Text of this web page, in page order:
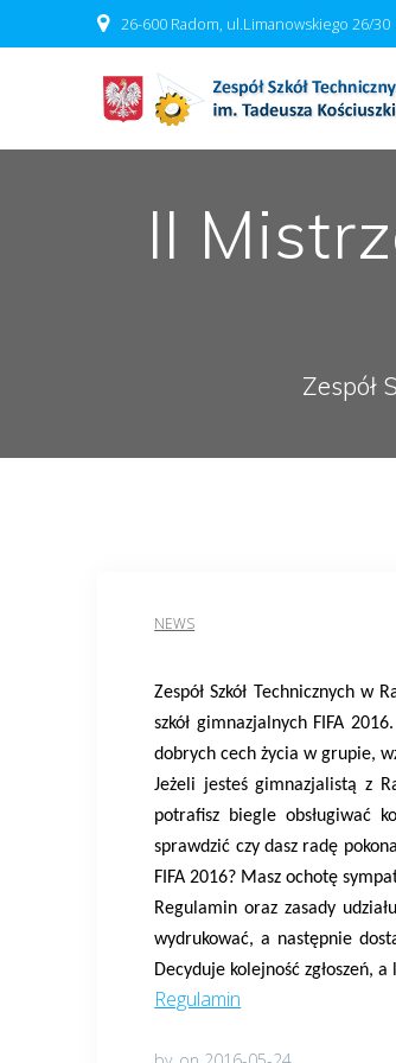
do
26-600 Radom, ul.Limanowskiego 26/30
II
Zespół
NEWS
Zespół Szkół Technicznych
szkół gimnazjalnych FIFA
dobrych cech życia w grupie,
Jeżeli jesteś gimnazjalistą z
potrafisz biegle obsługiwać
sprawdzić czy dasz radę
FIFA 2016? Masz ochotę
Regulamin oraz zasady
wydrukować, a następnie
Decyduje kolejność zgłoszeń,
Regulamin